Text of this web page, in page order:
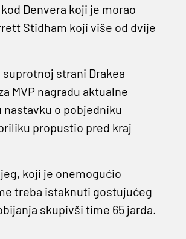
Denvera koji je morao
Stidham koji više od dvije
strani Drakea
MVP nagradu aktualne
nastavku o pobjedniku
propustio pred kraj
koji je onemogućio
treba istaknuti gostujućeg
skupivši time 65 jarda.